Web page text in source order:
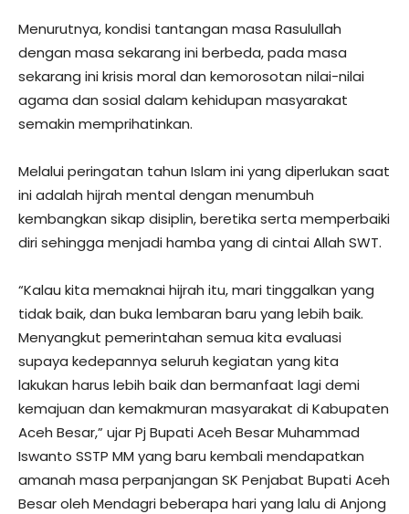
Menurutnya, kondisi tantangan masa Rasulullah
dengan masa sekarang ini berbeda, pada masa
sekarang ini krisis moral dan kemorosotan nilai-nilai
agama dan sosial dalam kehidupan masyarakat
semakin memprihatinkan.
Melalui peringatan tahun Islam ini yang diperlukan saat
ini adalah hijrah mental dengan menumbuh
kembangkan sikap disiplin, beretika serta memperbaiki
diri sehingga menjadi hamba yang di cintai Allah SWT.
“Kalau kita memaknai hijrah itu, mari tinggalkan yang
tidak baik, dan buka lembaran baru yang lebih baik.
Menyangkut pemerintahan semua kita evaluasi
supaya kedepannya seluruh kegiatan yang kita
lakukan harus lebih baik dan bermanfaat lagi demi
kemajuan dan kemakmuran masyarakat di Kabupaten
Aceh Besar,” ujar Pj Bupati Aceh Besar Muhammad
Iswanto SSTP MM yang baru kembali mendapatkan
amanah masa perpanjangan SK Penjabat Bupati Aceh
Besar oleh Mendagri beberapa hari yang lalu di Anjong